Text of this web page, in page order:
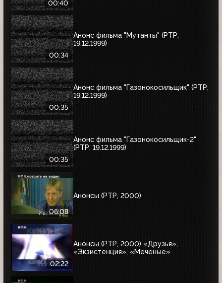
00:40
00:34
Анонс фильма "Мутанты" (РТР,
19.12.1999)
00:35
Анонс фильма "Газонокосильщик" (РТР,
19.12.1999)
00:35
Анонс фильма "Газонокосильщик-2"
(РТР, 19.12.1999)
06:08
Анонсы (РТР, 2000)
02:22
Анонсы (РТР, 2000) «Друзья»,
«Экзистенция», «Меченые»